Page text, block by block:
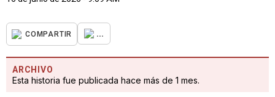
COMPARTIR ...
ARCHIVO
Esta historia fue publicada hace más de 1 mes.